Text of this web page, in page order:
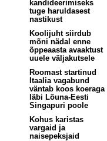
kandideerimiseks
tuge haruldasest
nastikust
Koolijuht siirdub
mõni nädal enne
õppeaasta avaaktust
uuele väljakutsele
Roomast startinud
Itaalia vagabund
väntab koos koeraga
läbi Lõuna-Eesti
Singapuri poole
Kohus karistas
vargaid ja
naisepeksjaid